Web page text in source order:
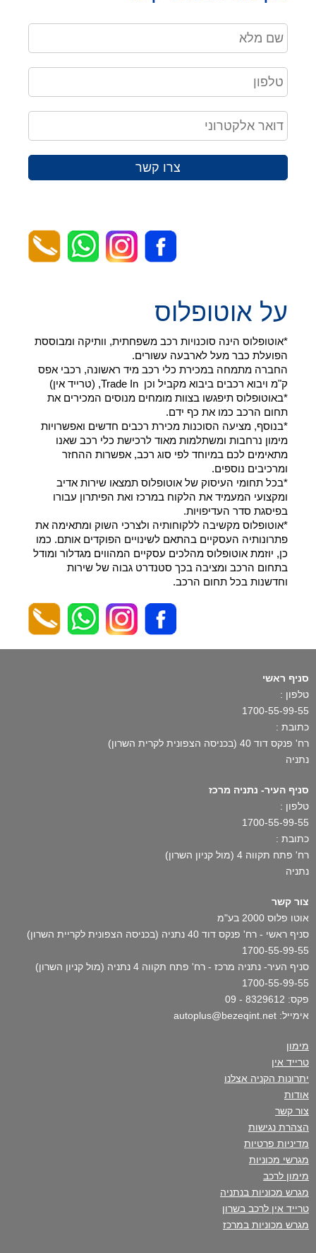
צרו קשר
על אוטופלוס
*אוטופלוס הינה סוכנויות רכב משפחתית, וותיקה ומבוססת
הפועלת כבר מעל לארבעה עשורים.
החברה מתמחה במכירת כלי רכב מיד ראשונה, רכבי אפס
ק"מ ויבוא רכבים ביבוא מקביל וכן Trade In, (טרייד אין)
*באוטופלוס תיפגשו בצוות מומחים מנוסים המכירים את
תחום הרכב כמו את כף ידם.
*בנוסף, מציעה הסוכנות מכירת רכבים חדשים ואפשרויות
מימון נרחבות ומשתלמות מאוד לרכישת כלי רכב שאנו
מתאימים לכם במיוחד לפי סוג רכב, אפשרות ההחזר
ומרכיבים נוספים.
*בכל תחומי העיסוק של אוטופלוס תמצאו שירות אדיב
ומקצועי המעמיד את הלקוח במרכז ואת הפיתרון עבורו
בפיסגת סדר העדיפויות.
*אוטופלוס מקשיבה ללקוחותיה ולצרכי השוק ומתאימה את
פתרונותיה העסקיים בהתאם לשינויים הפוקדים אותם. כמו
כן, יוזמת אוטופלוס מהלכים עסקיים המהווים מגדלור ומודל
בתחום הרכב ומציבה בכך סטנדרט גבוה של שירות
וחדשנות בכל תחום הרכב.
סניף ראשי
טלפון :
1700-55-99-55
כתובת :
רח' פנקס דוד 40 (בכניסה הצפונית לקרית השרון)
נתניה
סניף העיר- נתניה מרכז
טלפון :
1700-55-99-55
כתובת :
רח' פתח תקווה 4 (מול קניון השרון)
נתניה
צור קשר
אוטו פלוס 2000 בע"מ
סניף ראשי - רח' פנקס דוד 40 נתניה (בכניסה הצפונית לקריית השרון)
1700-55-99-55
סניף העיר- נתניה מרכז - רח' פתח תקווה 4 נתניה (מול קניון השרון)
1700-55-99-55
פקס: 8329612 - 09
אימייל: autoplus@bezeqint.net
מימון
טרייד אין
יתרונות הקניה אצלנו
אודות
צור קשר
הצהרת נגישות
מדיניות פרטיות
מגרשי מכוניות
מימון לרכב
מגרש מכוניות בנתניה
טרייד אין לרכב בשרון
מגרש מכוניות במרכז